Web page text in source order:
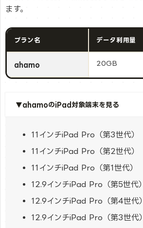
ます。
プラン名 データ利用量
ahamo 20GB
▼ahamoのiPad対象端末を見る
11インチiPad Pro（第3世代）
11インチiPad Pro（第2世代）
11インチiPad Pro（第1世代）
12.9インチiPad Pro（第5世代）
12.9インチiPad Pro（第4世代）
12.9インチiPad Pro（第3世代）